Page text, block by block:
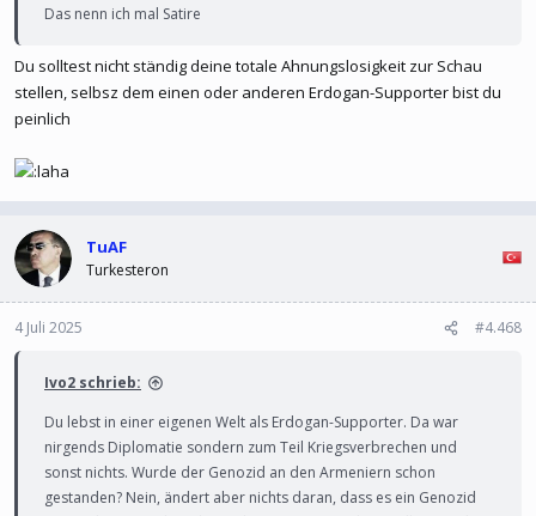
Das nenn ich mal Satire
Du solltest nicht ständig deine totale Ahnungslosigkeit zur Schau
stellen, selbsz dem einen oder anderen Erdogan-Supporter bist du
peinlich
TuAF
Turkesteron
4 Juli 2025 #4.468
Ivo2 schrieb:
Du lebst in einer eigenen Welt als Erdogan-Supporter. Da war
nirgends Diplomatie sondern zum Teil Kriegsverbrechen und
sonst nichts. Wurde der Genozid an den Armeniern schon
gestanden? Nein, ändert aber nichts daran, dass es ein Genozid